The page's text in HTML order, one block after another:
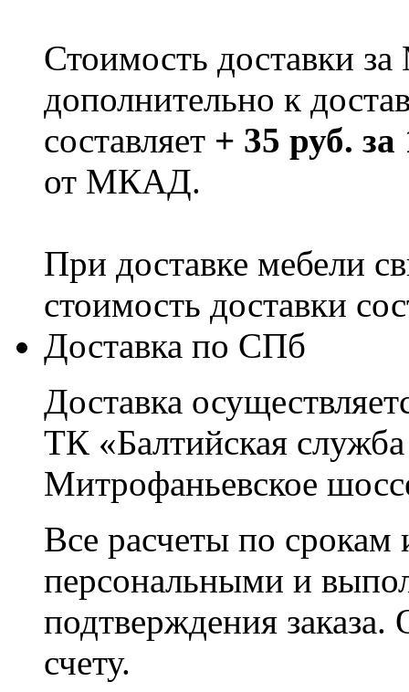
Стоимость доставки
дополнительно к
составляет + 35 руб.
от МКАД.
При доставке мебели
стоимость доставки
Доставка по СПб
Доставка
ТК «Балтийская
Митрофаньевское
Все расчеты по срокам
персональными и
подтверждения заказа.
счету.